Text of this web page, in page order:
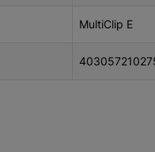
MultiClip E